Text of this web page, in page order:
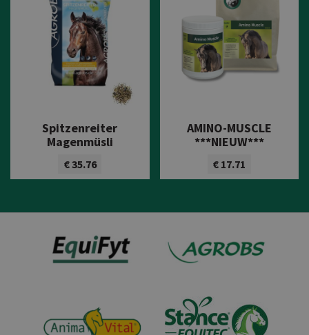
Spitzenreiter
Magenmüsli
€ 35.76
Bekijk product
AMINO-MUSCLE
***NIEUW***
€ 17.71
Bekijk product